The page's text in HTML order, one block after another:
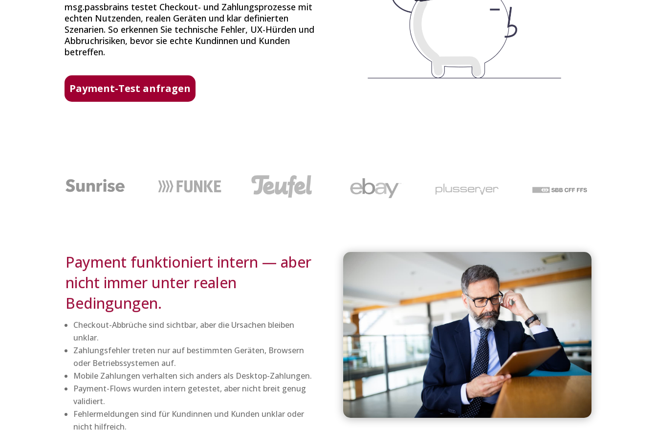
msg.passbrains testet Checkout- und Zahlungsprozesse mit
echten Nutzenden, realen Geräten und klar definierten
Szenarien. So erkennen Sie technische Fehler, UX-Hürden und
Abbruchrisiken, bevor sie echte Kundinnen und Kunden
betreffen.
Payment-Test anfragen
Payment funktioniert intern — aber
nicht immer unter realen
Bedingungen.
Checkout-Abbrüche sind sichtbar, aber die Ursachen bleiben
unklar.
Zahlungsfehler treten nur auf bestimmten Geräten, Browsern
oder Betriebssystemen auf.
Mobile Zahlungen verhalten sich anders als Desktop-Zahlungen.
Payment-Flows wurden intern getestet, aber nicht breit genug
validiert.
Fehlermeldungen sind für Kundinnen und Kunden unklar oder
nicht hilfreich.